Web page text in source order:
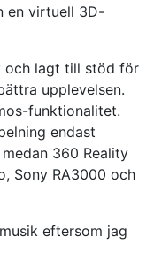
en virtuell 3D-
och lagt till stöd för
upplevelsen.
funktionalitet.
endast
360 Reality
Sony RA3000 och
eftersom jag